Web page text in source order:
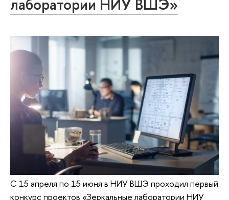
лаборатории НИУ ВШЭ»
С 15 апреля по 15 июня в НИУ ВШЭ проходил первый
конкурс проектов «Зеркальные лаборатории НИУ